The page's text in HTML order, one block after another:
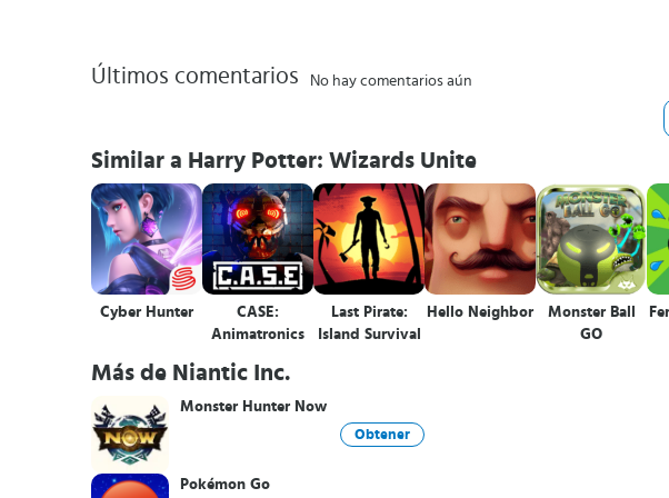
Últimos comentarios No hay comentarios aún
Similar a Harry Potter: Wizards Unite
Cyber Hunter
CASE:
Animatronics
Last Pirate:
Island Survival
Hello Neighbor
Monster Ball
GO
Más de Niantic Inc.
Monster Hunter Now
Obtener
Pokémon Go